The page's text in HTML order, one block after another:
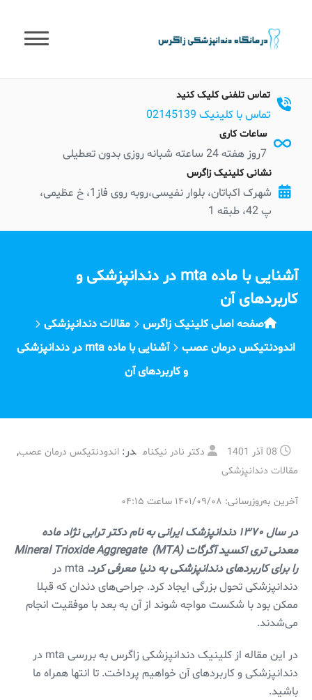
content
تماس تلفنی کلیک کنید
تماس با کلینیک 02145139
ساعات کاری
7روز هفته 24 ساعته شبانه روزی بدون تعطیلی
نشانی کلینیک زاگرس
شهرک اکباتان، بلوار نفیسی،روبه روی فاز1، خ عظیمی،
پ 42، طبقه 1
آشنایی با ماده mta در دندانپزشکی و
کاربرد‌های آن
صفحه اصلی کلینیک زاگرس
مقالات دندانپزشکی
اندودنتیکس درمان عصب
آشنایی با ماده mta در دندانپزشکی
و کاربرد‌های آن
08 آذر 1401 دکتر نادر نیکنام در: اندودنتیکس درمان عصب,
مقالات دندانپزشکی
آخرین به‌روزرسانی: ۱۴۰۱/۰۹/۰۸ ساعت ۰۴:۱۵
در سال ۱۳۷۰ دندانپزشک ایرانی به نام دکتر ترابی نژاد ماده
معدنی تری اکسید آگرگات Mineral Trioxide Aggregate (MTA)
را برای کاربرد‌های دندانپزشکی به دنیا معرفی کرد.
mta در
دندانپزشکی تحول بزرگی ایجاد کرد. جراحی‌های دندان که قبلا
ممکن بود با شکست مواجه شوند از آن به بعد با موفقیت انجام
می‌شدند.
در این مقاله از کلینیک دندانپزشکی زاگرس به بررسی mta در
دندانپزشکی و کاربرد‌های آن خواهیم پرداخت. تا انتها همراه ما
باشید.